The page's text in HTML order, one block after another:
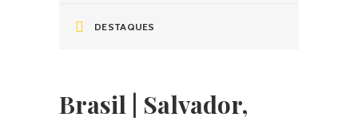
DESTAQUES
Brasil | Salvador,